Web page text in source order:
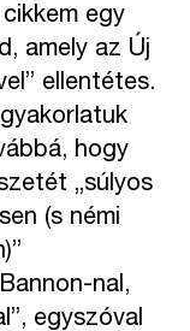
egy
amely az Új
ellentétes.
hogy
„súlyos
(s némi
nal,
egyszóval